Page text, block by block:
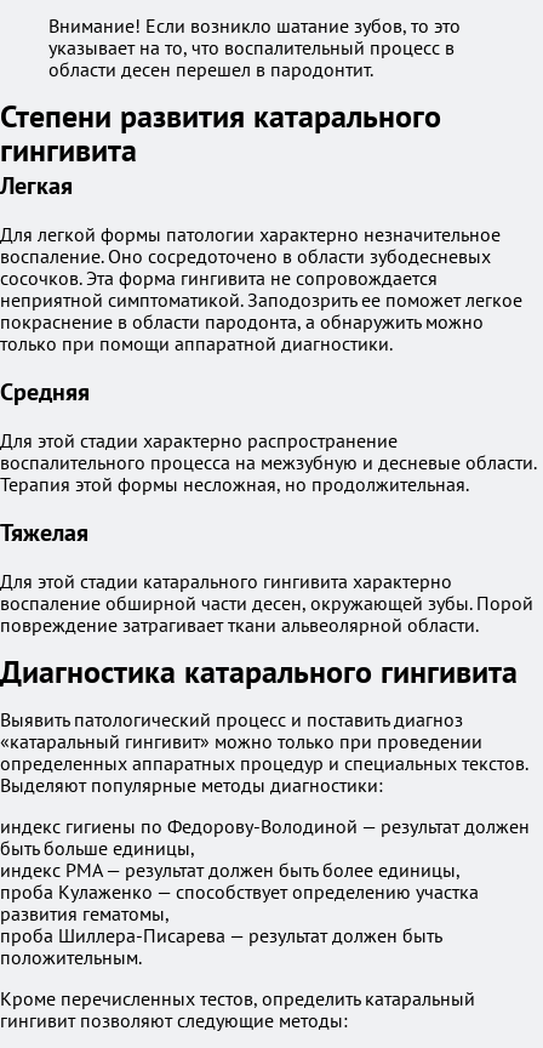
Внимание! Если возникло шатание зубов, то это
указывает на то, что воспалительный процесс в
области десен перешел в пародонтит.
Степени развития катарального
гингивита
Легкая
Для легкой формы патологии характерно незначительное
воспаление. Оно сосредоточено в области зубодесневых
сосочков. Эта форма гингивита не сопровождается
неприятной симптоматикой. Заподозрить ее поможет легкое
покраснение в области пародонта, а обнаружить можно
только при помощи аппаратной диагностики.
Средняя
Для этой стадии характерно распространение
воспалительного процесса на межзубную и десневые области.
Терапия этой формы несложная, но продолжительная.
Тяжелая
Для этой стадии катарального гингивита характерно
воспаление обширной части десен, окружающей зубы. Порой
повреждение затрагивает ткани альвеолярной области.
Диагностика катарального гингивита
Выявить патологический процесс и поставить диагноз
«катаральный гингивит» можно только при проведении
определенных аппаратных процедур и специальных текстов.
Выделяют популярные методы диагностики:
индекс гигиены по Федорову-Володиной — результат должен
быть больше единицы,
индекс РМА — результат должен быть более единицы,
проба Кулаженко — способствует определению участка
развития гематомы,
проба Шиллера-Писарева — результат должен быть
положительным.
Кроме перечисленных тестов, определить катаральный
гингивит позволяют следующие методы: